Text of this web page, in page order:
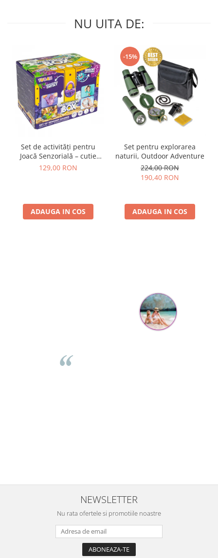
NU UITA DE:
Set de activități pentru
Joacă Senzorială – cutie
multi-senzorială
129,00 RON
ADAUGA IN COS
-15%
Set pentru explorarea
naturii, Outdoor Adventure
224,00 RON
190,40 RON
ADAUGA IN COS
NEWSLETTER
Nu rata ofertele si promotiile noastre